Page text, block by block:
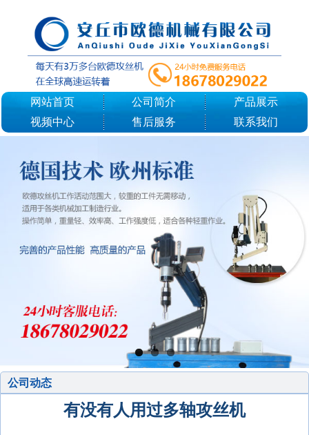
网站首页 公司简介
产品展示
视频中心
售后服务 联系我们
公司动态
有没有人用过多轴攻丝机